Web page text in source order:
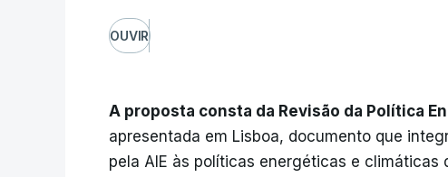
OUVIR
A proposta consta da Revisão da Política
apresentada em Lisboa, documento que
pela AIE às políticas energéticas e climáticas